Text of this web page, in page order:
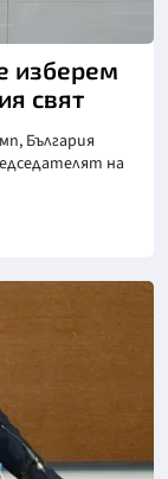
изберем
свят
България
на